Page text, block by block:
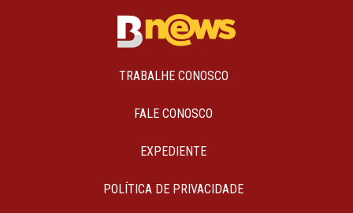
TRABALHE CONOSCO
FALE CONOSCO
EXPEDIENTE
POLÍTICA DE PRIVACIDADE